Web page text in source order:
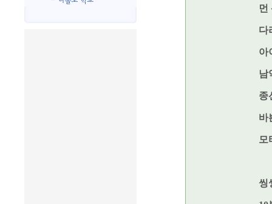
먼
다
아
남
종
바
모
씽